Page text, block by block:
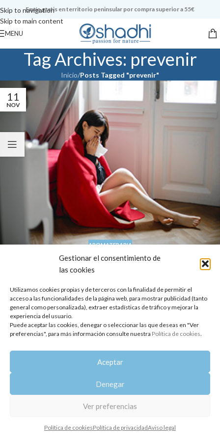
Gestionar el consentimiento de
las cookies
Utilizamos cookies propias y de terceros con la finalidad de permitir el
acceso a las funcionalidades de la página web, para mostrar publicidad (tanto
general como personalizada), extraer estadísticas de tráfico y mejorar la
experiencia del usuario.
Puede aceptar las cookies, denegar o seleccionar las que deseas en "Ver
preferencias", para más información consulte nuestra Política de cookies.
Aceptar
Denegar
Ver preferencias
Política de cookiesPolítica de privacidadAviso legal
Skip to navigation
Skip to main content
Envío gratis en territorio peninsular por compra superior a 55€
MENU
Tag Archives: prevenir
Inicio/Posts Tagged "prevenir"
11
NOV
AROMATERAPIA
Te ayudamos a prevenir resfriados con el
Aceite Esencial de Jengibre
Hola a tod@s, Hoy queremos despedir la semana con un consejo
para que os ayude a fortalecer vuestro organismo durante esta
SEGUIR LEYENDO
Copyright 2014-2025Oshadhi España.
Todos los derechos reservados.
Aviso legal |